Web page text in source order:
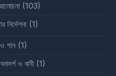
(103)
নির্দেশনা (1)
গান (1)
ও বানী (1)